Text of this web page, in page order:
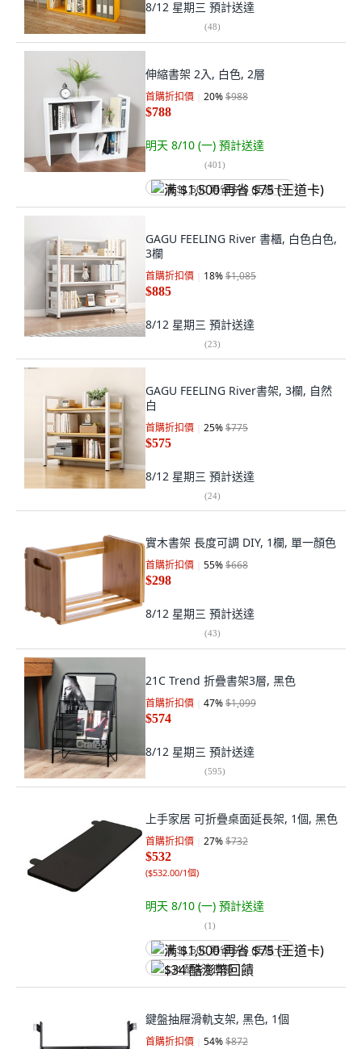
8/12 星期三 預計送達
(48)
伸縮書架 2入, 白色, 2層
首購折扣價 20%$988
$788
明天 8/10 (一) 預計送達
(401)
满 $1,500 再省 $75 (王道卡)
GAGU FEELING River 書櫃, 白色白色,
3欄
首購折扣價 18%$1,085
$885
8/12 星期三 預計送達
(23)
GAGU FEELING River書架, 3欄, 自然
白
首購折扣價 25%$775
$575
8/12 星期三 預計送達
(24)
實木書架 長度可調 DIY, 1欄, 單一顏色
首購折扣價 55%$668
$298
8/12 星期三 預計送達
(43)
21C Trend 折疊書架3層, 黑色
首購折扣價 47%$1,099
$574
8/12 星期三 預計送達
(595)
上手家居 可折疊桌面延長架, 1個, 黑色
首購折扣價 27%$732
$532
($532.00/1個)
明天 8/10 (一) 預計送達
(1)
满 $1,500 再省 $75 (王道卡)
$34 酷澎幣回饋
鍵盤抽屜滑軌支架, 黑色, 1個
首購折扣價 54%$872